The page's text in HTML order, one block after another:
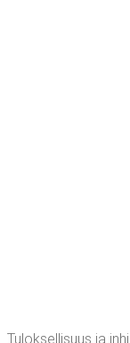
Tulok­sel­li­suus ja